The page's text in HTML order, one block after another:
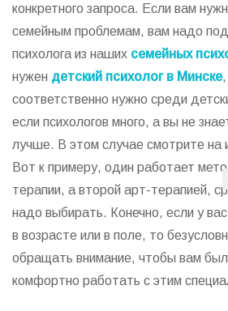
конкретного запроса. Если вам
семейным проблемам, вам надо
психолога из наших семейных
нужен детский психолог в Минске,
соответственно нужно среди
если психологов много, а вы не
лучше. В этом случае смотрите на
Вот к примеру, один работает
терапии, а второй арт-терапией,
надо выбирать. Конечно, если у
в возрасте или в поле, то
обращать внимание, чтобы вам
комфортно работать с этим